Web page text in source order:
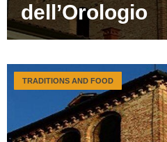
dell’Orologio
TRADITIONS AND FOOD